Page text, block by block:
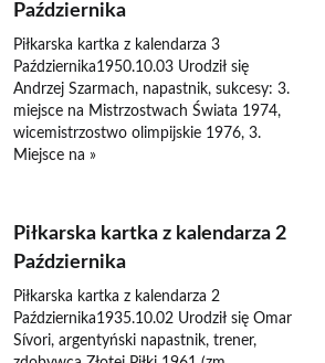
Października
Piłkarska kartka z kalendarza 3
Października1950.10.03 Urodził się
Andrzej Szarmach, napastnik, sukcesy: 3.
miejsce na Mistrzostwach Świata 1974,
wicemistrzostwo olimpijskie 1976, 3.
Miejsce na »
Piłkarska kartka z kalendarza 2
Października
Piłkarska kartka z kalendarza 2
Października1935.10.02 Urodził się Omar
Sívori, argentyński napastnik, trener,